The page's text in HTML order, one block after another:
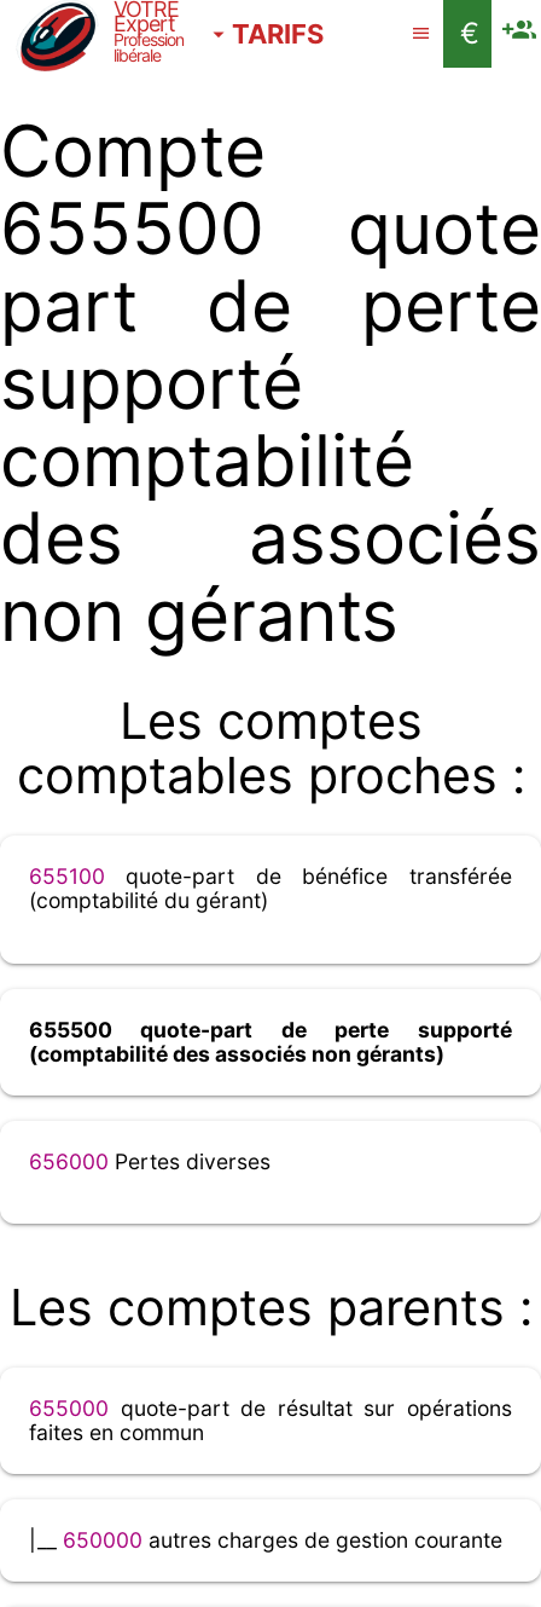
VOTRE
Expert
Profession
libérale
TARIFS €
Compte
655500 quote
part de perte
supporté
comptabilité
des associés
non gérants
Les comptes
comptables proches :
655100 quote-part de bénéfice transférée
(comptabilité du gérant)
655500 quote-part de perte supporté
(comptabilité des associés non gérants)
656000 Pertes diverses
Les comptes parents :
655000 quote-part de résultat sur opérations
faites en commun
650000 autres charges de gestion courante